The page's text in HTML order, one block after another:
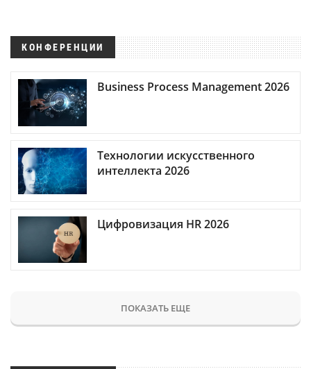
КОНФЕРЕНЦИИ
Business Process Management 2026
Технологии искусственного
интеллекта 2026
Цифровизация HR 2026
ПОКАЗАТЬ ЕЩЕ